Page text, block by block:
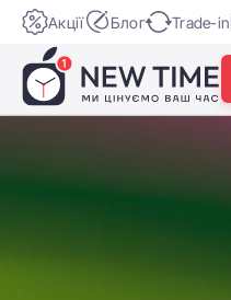
Акції Блог Trade-in